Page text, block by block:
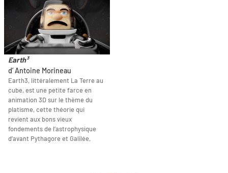
Earth³
d’ Antoine Morineau
Earth3, littéralement La Terre au
cube, est une petite farce en
animation 3D sur le thème du
platisme, cette théorie qui
revient aux bons vieux
fondements de l’astrophysique
d’avant Pythagore et Galilée,